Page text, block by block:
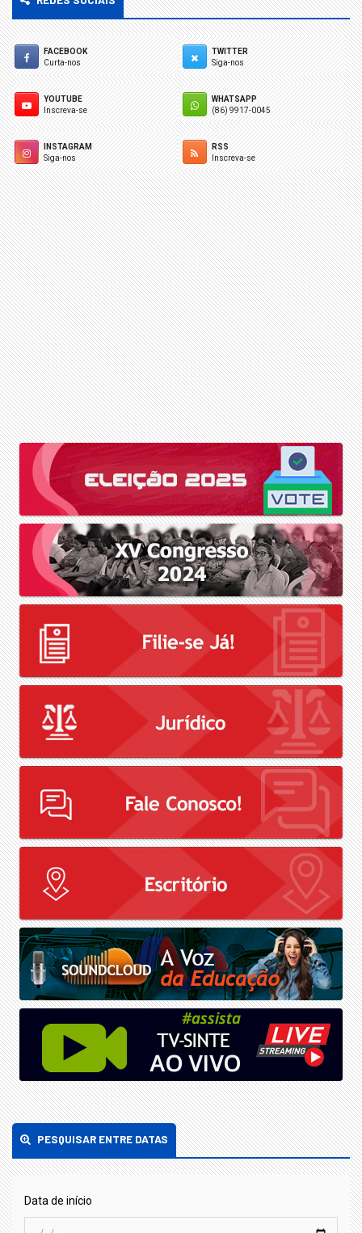
FACEBOOK
Curta-nos
TWITTER
Siga-nos
YOUTUBE
Inscreva-se
WHATSAPP
(86) 9917-0045
INSTAGRAM
Siga-nos
RSS
Inscreva-se
PESQUISAR ENTRE DATAS
Data de início